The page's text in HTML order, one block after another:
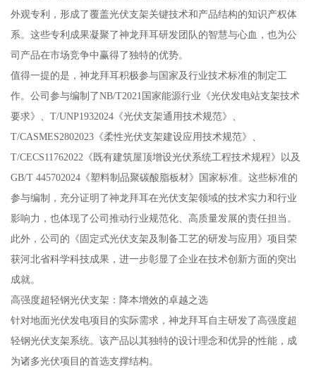
外观专利，形成了覆盖光伏支架关键技术和产品结构的知识产权体
系。这些专利成果凝聚了神龙拜耳研发团队的智慧与心血，也为公
司产品在市场竞争中赢得了独特的优势。
值得一提的是，神龙拜耳积极参与国家及行业技术标准的制定工
作。公司参与编制了NB/T2021国家能源行业《光伏发电站支架技术
要求》、T/UNP1932024《光伏支架通用技术规范》、
T/CASMES2802023《柔性光伏支架建设应用技术规范》、
T/CECS11762022《既有建筑屋顶增设光伏系统工程技术规程》以及
GB/T 445702024《塑料制品聚碳酸脂板材》国家标准。这些标准的
参与编制，充分证明了神龙拜耳在光伏支架领域的技术实力和行业
影响力，也体现了公司推动行业规范化、高质量发展的责任担当。
此外，公司的《固定式光伏支架及制备工艺的研发与应用》项目荣
获河北省科学科技成果，进一步彰显了企业在技术创新方面的突出
成就。
高强度超轻钢光伏支架：降本增效的卓越之选
针对地面光伏发电项目的实际需求，神龙拜耳自主研发了高强度超
轻钢光伏支架系统。该产品以其独特的设计理念和优异的性能，成
为诸多光伏项目的首选支撑结构。